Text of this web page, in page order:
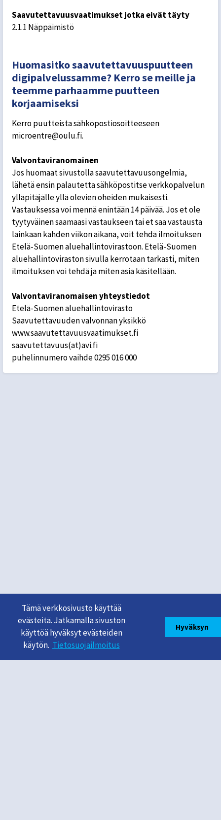
Saavutettavuusvaatimukset jotka eivät täyty
2.1.1 Näppäimistö
Huomasitko saavutettavuuspuutteen
digipalvelussamme? Kerro se meille ja
teemme parhaamme puutteen
korjaamiseksi
Kerro puutteista sähköpostiosoitteeseen
microentre@oulu.fi.
Valvontaviranomainen
Jos huomaat sivustolla saavutettavuusongelmia,
lähetä ensin palautetta sähköpostitse verkkopalvelun
ylläpitäjälle yllä olevien oheiden mukaisesti.
Vastauksessa voi mennä enintään 14 päivää. Jos et ole
tyytyväinen saamaasi vastaukseen tai et saa vastausta
lainkaan kahden viikon aikana, voit tehdä ilmoituksen
Etelä-Suomen aluehallintovirastoon. Etelä-Suomen
aluehallintoviraston sivulla kerrotaan tarkasti, miten
ilmoituksen voi tehdä ja miten asia käsitellään.
Valvontaviranomaisen yhteystiedot
Etelä-Suomen aluehallintovirasto
Saavutettavuuden valvonnan yksikkö
www.saavutettavuusvaatimukset.fi
saavutettavuus(at)avi.fi
puhelinnumero vaihde 0295 016 000
Tämä verkkosivusto käyttää
evästeitä. Jatkamalla sivuston
käyttöä hyväksyt evästeiden
käytön. Tietosuojailmoitus
Hyväksyn